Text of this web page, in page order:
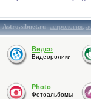
Astro.sibnet.ru:астрология,
Видео
Видеоролики
Photo
Фотоальбомы